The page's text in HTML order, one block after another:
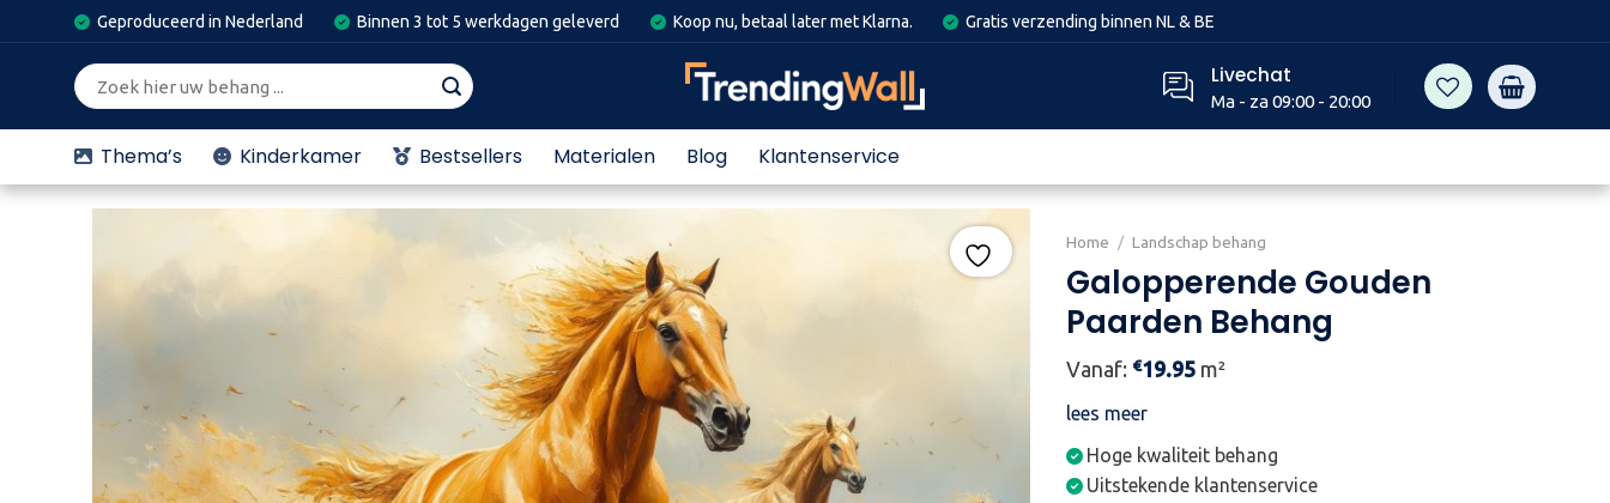
to
Geproduceerd in Nederland Binnen 3 tot 5 werkdagen geleverd Koop nu, betaal later met Klarna. Gratis verzending binnen NL & BE
Zoeken
naar:
Livechat
Ma - za 09:00 - 20:00
Thema’s Kinderkamer Bestsellers Materialen Blog Klantenservice
Home / Landschap behang
Galopperende Gouden
Paarden Behang
Vanaf: €19.95 m²
lees meer
Hoge kwaliteit behang
Uitstekende klantenservice